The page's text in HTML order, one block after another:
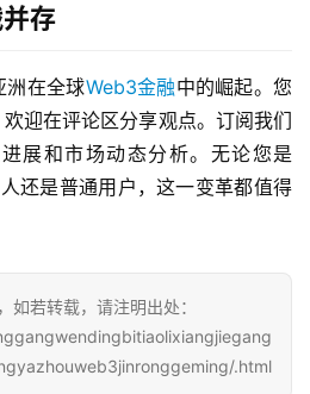
存
洲在全球Web3金融中的崛起。您
迎在评论区分享观点。订阅我们
展和市场动态分析。无论您是
还是普通用户，这一变革都值得
如若转载，请注明出处：
.html